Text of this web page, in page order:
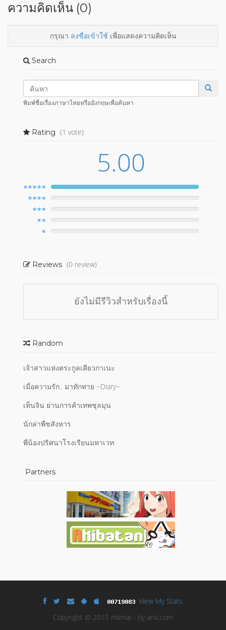
ความคิดเห็น (0)
กรุณา ลงชื่อเข้าใช้เพื่อแสดงความคิดเห็น
Search
พิมพ์ชื่อเรื่องภาษาไทยหรืออังกฤษเพื่อค้นหา
Rating (1 vote)
5.00
Reviews (0 review)
ยังไม่มีรีวิวสำหรับเรื่องนี้
Random
เจ้าสาวแห่งตระกูลเคียวกาเนะ
เมื่อความรัก.. มาทักทาย ~Diary~
เท็นจิน ย่านการค้าเทพชุลมุน
นักล่าพืชสังหาร
พี่น้องปริศนาโรงเรียนมหาเวท
Partners
View My Stats
Copyright © 2015 miimai - by aniccom